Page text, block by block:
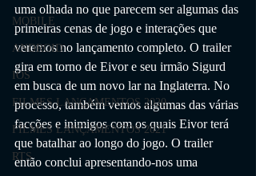
MOBILE
ANDROID
IOS
FILMES LANÇAMENTOS 2020
FILMES LANÇAMENTOS 2021
RTS
uma olhada no que parecem ser algumas das
primeiras cenas de jogo e interações que
veremos no lançamento completo. O trailer
gira em torno de Eivor e seu irmão Sigurd
em busca de um novo lar na Inglaterra. No
processo, também vemos algumas das várias
facções e inimigos com os quais Eivor terá
que batalhar ao longo do jogo. O trailer
então conclui apresentando-nos uma